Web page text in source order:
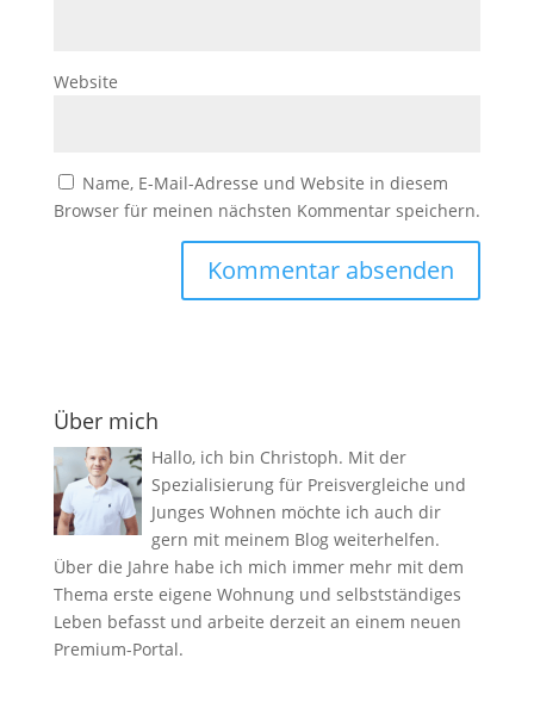
Website
Name, E-Mail-Adresse und Website in diesem
Browser für meinen nächsten Kommentar speichern.
Über mich
Hallo, ich bin Christoph. Mit der
Spezialisierung für Preisvergleiche und
Junges Wohnen möchte ich auch dir
gern mit meinem Blog weiterhelfen.
Über die Jahre habe ich mich immer mehr mit dem
Thema erste eigene Wohnung und selbstständiges
Leben befasst und arbeite derzeit an einem neuen
Premium-Portal.